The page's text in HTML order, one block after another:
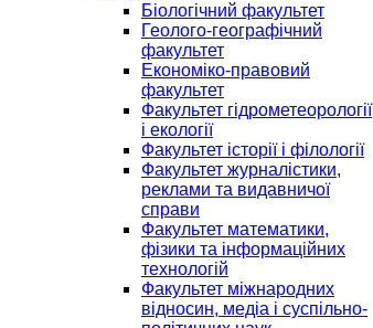
Біологічний факультет
Геолого-географічний
факультет
Економіко-правовий
факультет
Факультет гідрометеорології
і екології
Факультет історії і філології
Факультет журналістики,
реклами та видавничої
справи
Факультет математики,
фізики та інформаційних
технологій
Факультет міжнародних
відносин, медіа і суспільно-